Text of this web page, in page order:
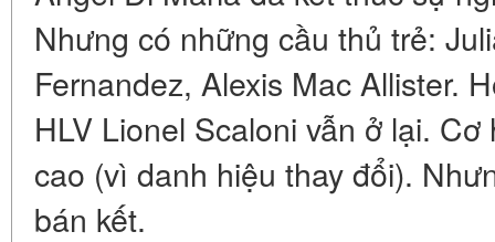
Nhưng có những cầu thủ trẻ:
Fernandez, Alexis Mac Allister.
HLV Lionel Scaloni vẫn ở lại.
cao (vì danh hiệu thay đổi).
bán kết.